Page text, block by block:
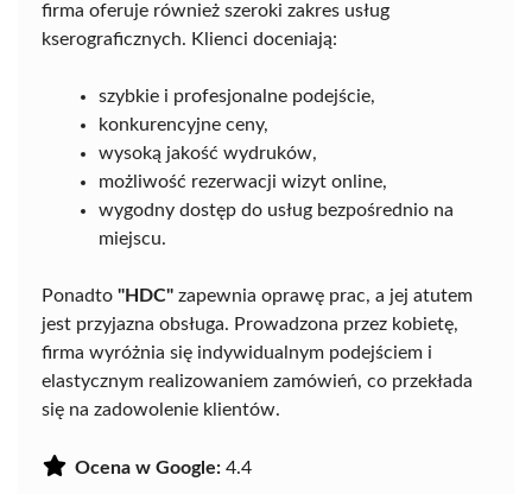
firma oferuje również szeroki zakres usług
kserograficznych. Klienci doceniają:
szybkie i profesjonalne podejście,
konkurencyjne ceny,
wysoką jakość wydruków,
możliwość rezerwacji wizyt online,
wygodny dostęp do usług bezpośrednio na
miejscu.
Ponadto "HDC" zapewnia oprawę prac, a jej atutem
jest przyjazna obsługa. Prowadzona przez kobietę,
firma wyróżnia się indywidualnym podejściem i
elastycznym realizowaniem zamówień, co przekłada
się na zadowolenie klientów.
Ocena w Google: 4.4